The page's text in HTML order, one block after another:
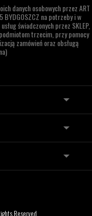
danych osobowych przezART
BYDGOSZCZ na potrzeby i w
świadczonych przez SKLEP,
trzecim, przy pomocy
zamówień oraz obsługą
Reserved